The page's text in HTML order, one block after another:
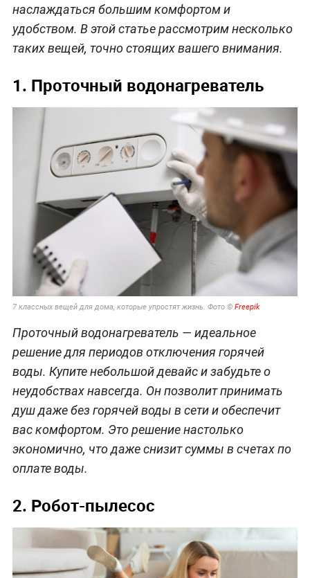
наслаждаться большим комфортом и
удобством. В этой статье рассмотрим несколько
таких вещей, точно стоящих вашего внимания.
1. Проточный водонагреватель
7 классных вещей для дома, которые упростят жизнь. Фото © Freepik
Проточный водонагреватель — идеальное
решение для периодов отключения горячей
воды. Купите небольшой девайс и забудьте о
неудобствах навсегда. Он позволит принимать
душ даже без горячей воды в сети и обеспечит
вас комфортом. Это решение настолько
экономично, что даже снизит суммы в счетах по
оплате воды.
2. Робот-пылесос